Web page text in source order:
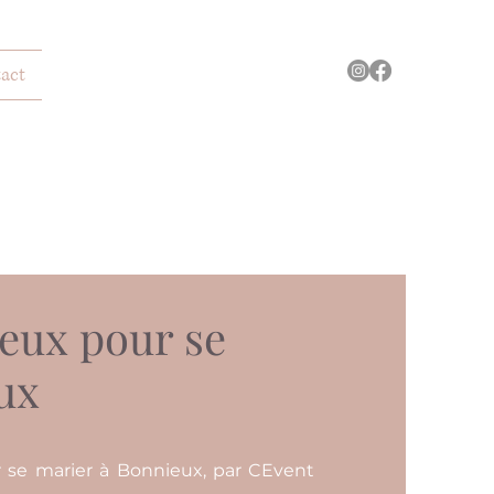
pour se
marier à Bonnieux, par CEvent